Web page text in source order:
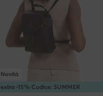
extra -15% Codice: SUMMER
Novità